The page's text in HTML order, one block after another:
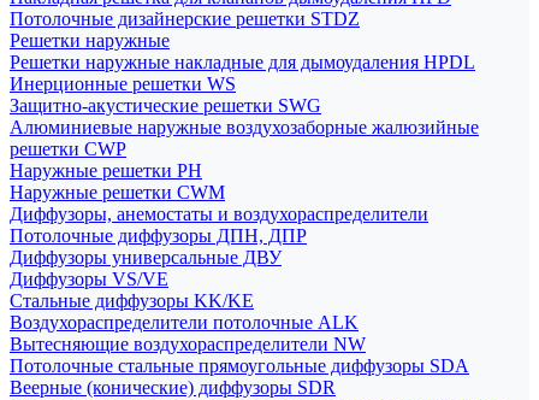
Потолочные дизайнерские решетки STDZ
Решетки наружные
Решетки наружные накладные для дымоудаления HPDL
Инерционные решетки WS
Защитно-акустические решетки SWG
Алюминиевые наружные воздухозаборные жалюзийные
решетки CWP
Наружные решетки РН
Наружные решетки CWM
Диффузоры, анемостаты и воздухораспределители
Потолочные диффузоры ДПН, ДПР
Диффузоры универсальные ДВУ
Диффузоры VS/VE
Стальные диффузоры KK/KE
Воздухораспределители потолочные ALK
Вытесняющие воздухораспределители NW
Потолочные стальные прямоугольные диффузоры SDA
Веерные (конические) диффузоры SDR